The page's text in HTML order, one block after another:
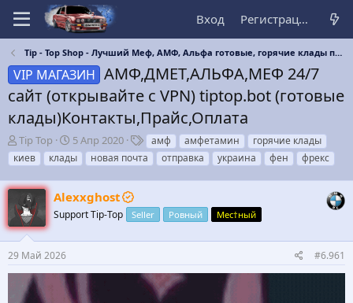
Вход Регистрация
Tip - Top Shop - Лучший Меф, АМФ, Альфа готовые, горячие клады по Киеву на сайте tiptop.bot
VIP МАГАЗИН АМФ,ДМЕТ,АЛЬФА,МЕФ 24/7
сайт (открывайте c VPN) tiptop.bot (готовые
клады)Контакты,Прайс,Оплата
А
в
т
о
т
е
м
ы
Tip Top
Д
а
т
а
н
а
а
5 Апр 2020
Т
е
г
и
амф амфетамин
горячие клады
киев
клады новая почта отправка украина фен фрекс
Alexxghost
Support Tip-Top Seller Ровный Мес†ный
29 Май 2026 #6.961